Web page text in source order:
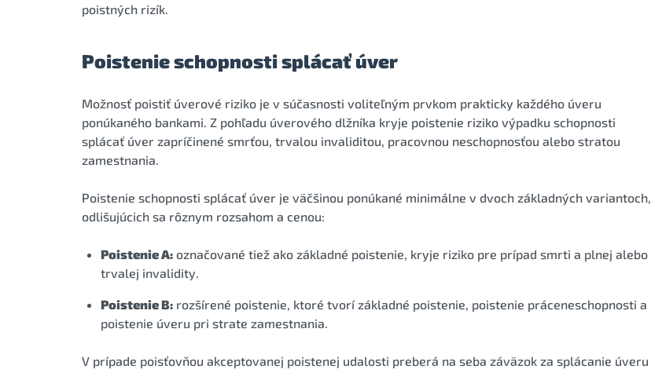
poistných rizík.
Poistenie schopnosti splácať úver
Možnosť poistiť úverové riziko je v súčasnosti voliteľným prvkom prakticky každého úveru
ponúkaného bankami. Z pohľadu úverového dlžníka kryje poistenie riziko výpadku schopnosti
splácať úver zapríčinené smrťou, trvalou invaliditou, pracovnou neschopnosťou alebo stratou
zamestnania.
Poistenie schopnosti splácať úver je väčšinou ponúkané minimálne v dvoch základných variantoch,
odlišujúcich sa rôznym rozsahom a cenou:
Poistenie A: označované tiež ako základné poistenie, kryje riziko pre prípad smrti a plnej alebo
trvalej invalidity.
Poistenie B: rozšírené poistenie, ktoré tvorí základné poistenie, poistenie práceneschopnosti a
poistenie úveru pri strate zamestnania.
V prípade poisťovňou akceptovanej poistenej udalosti preberá na seba záväzok za splácanie úveru